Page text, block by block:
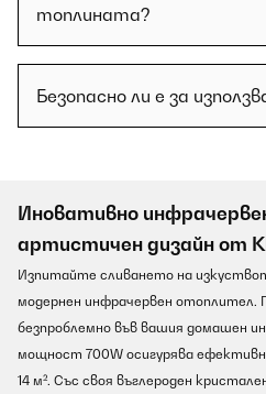
топлината?
Безопасно ли е за
Иновативно
артистичен дизайн от
Изпитайте сливането на
модернен инфрачервен отоплител.
безпроблемно във вашия домашен
мощност 700W осигурява
14 м². Със своя въглероден